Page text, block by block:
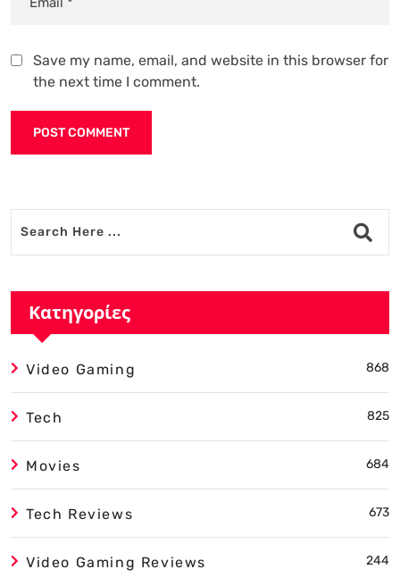
Save my name, email, and website in this browser for
the next time I comment.
Κατηγορίες
Video Gaming 868
Tech 825
Movies 684
Tech Reviews 673
Video Gaming Reviews 244